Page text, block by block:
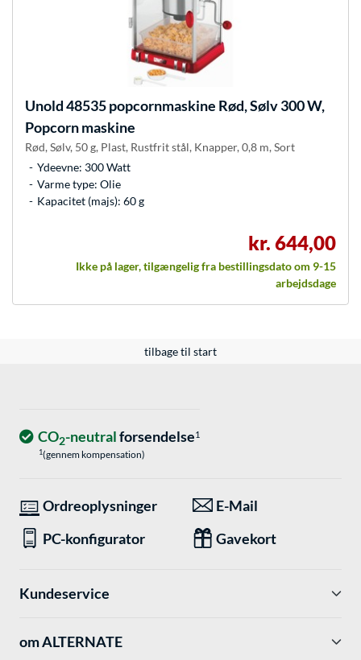
Unold48535 popcornmaskine Rød, Sølv 300 W,
Popcorn maskine
Rød, Sølv, 50 g, Plast, Rustfrit stål, Knapper, 0,8 m, Sort
Ydeevne: 300 Watt
Varme type: Olie
Kapacitet (majs): 60 g
kr. 644,00
Ikke på lager, tilgængelig fra bestillingsdato om 9-15
arbejdsdage
tilbage til start
CO2-neutralforsendelse1
1(gennem kompensation)
Ordreoplysninger
E-Mail
PC-konfigurator
Gavekort
Kundeservice
om ALTERNATE